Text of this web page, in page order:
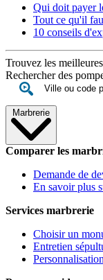
Qui doit payer
Tout ce qu'il
10 conseils
Trouvez les
Rechercher des
Marbrerie
Comparer les
Demande de
En savoir plus
Services marbrerie
Choisir un
Entretien